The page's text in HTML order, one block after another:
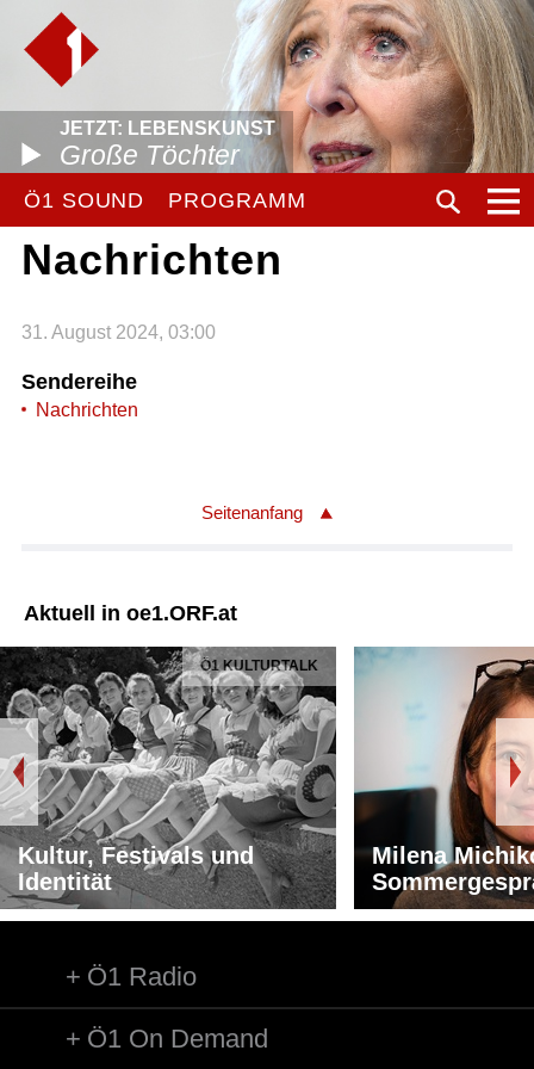
JETZT: LEBENSKUNST
Große Töchter
Ö1 SOUND PROGRAMM
Nachrichten
31. August 2024, 03:00
Sendereihe
Nachrichten
Seitenanfang
Aktuell in oe1.ORF.at
Ö1 KULTURTALK
Kultur, Festivals und
Identität
Milena
Ö1 Radio
Ö1 On Demand